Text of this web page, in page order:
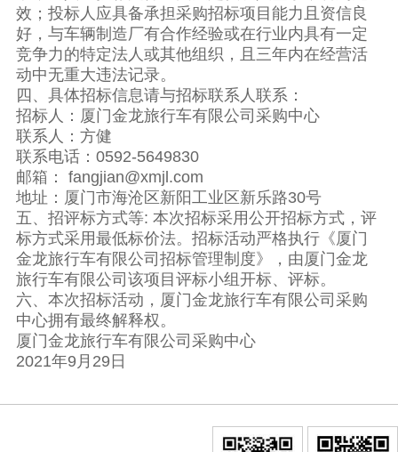
效；投标人应具备承担采购招标项目能力且资信良
好，与车辆制造厂有合作经验或在行业内具有一定
竞争力的特定法人或其他组织，且三年内在经营活
动中无重大违法记录。
四、具体招标信息请与招标联系人联系：
招标人：厦门金龙旅行车有限公司采购中心
联系人：方健
联系电话：0592-5649830
邮箱： fangjian@xmjl.com
地址：厦门市海沧区新阳工业区新乐路30号
五、招评标方式等: 本次招标采用公开招标方式，评
标方式采用最低标价法。招标活动严格执行《厦门
金龙旅行车有限公司招标管理制度》，由厦门金龙
旅行车有限公司该项目评标小组开标、评标。
六、本次招标活动，厦门金龙旅行车有限公司采购
中心拥有最终解释权。
厦门金龙旅行车有限公司采购中心
2021年9月29日